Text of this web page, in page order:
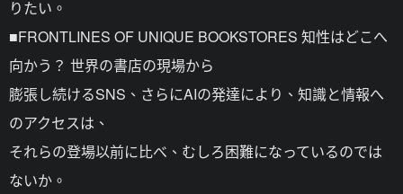
りたい。
■FRONTLINES OF UNIQUE BOOKSTORES 知性はどこへ
向かう？ 世界の書店の現場から
膨張し続けるSNS、さらにAIの発達により、知識と情報へ
のアクセスは、
それらの登場以前に比べ、むしろ困難になっているのでは
ないか。